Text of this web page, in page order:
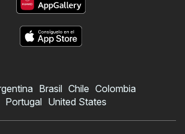
Brasil Chile Colombia
Portugal United States